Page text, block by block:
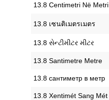
‎13.8 Centimetri Në Metri
‎13.8 เซนติเมตรเมตร
‎13.8 સેન્ટીમીટર મીટર
‎13.8 Santimetre Metre
‎13.8 сантиметр в метр
‎13.8 Xentimét Sang Mét